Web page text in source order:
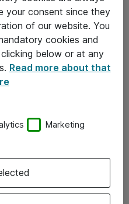
your consent since they
of our website. You
cookies and
below or at any
Read more about that
Marketing